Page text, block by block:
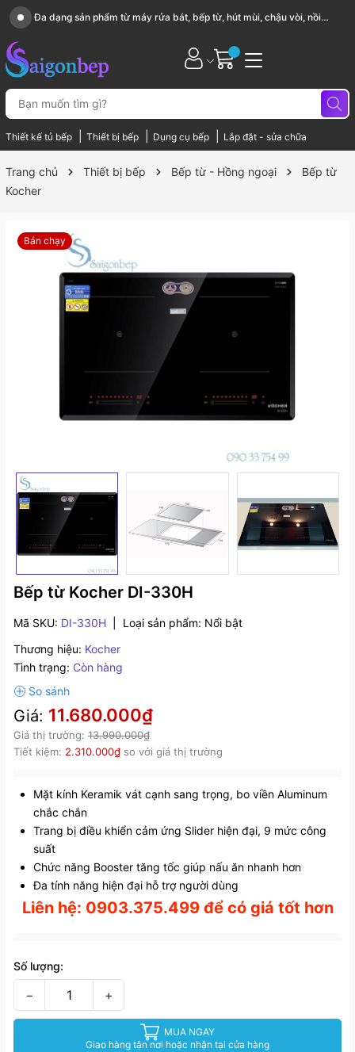
Sài Gòn Bếp chuyên thiết bị bếp, gia dụng bếp cao cấp
Thiết kế tủ bếp Thiết bị bếp Dụng cụ bếp Lắp đặt - sửa chữa
Trang chủ Thiết bị bếp Bếp từ - Hồng ngoại
Bếp từ
Kocher
Bán chạy
Bếp từ Kocher DI-330H
Mã SKU: DI-330H Loại sản phẩm: Nổi bật
Thương hiệu: Kocher
Tình trạng: Còn hàng
Giá: 11.680.000₫
Giá thị trường: 13.990.000₫
Tiết kiệm: 2.310.000₫ so với giá thị trường
Mặt kính Keramik vát cạnh sang trọng, bo viền Aluminum
chắc chắn
Trang bị điều khiển cảm ứng Slider hiện đại, 9 mức công
suất
Chức năng Booster tăng tốc giúp nấu ăn nhanh hơn
Đa tính năng hiện đại hỗ trợ người dùng
Liên hệ: 0903.375.499 để có giá tốt hơn
Số lượng:
− +
MUA NGAY
Giao hàng tận nơi hoặc nhận tại cửa hàng